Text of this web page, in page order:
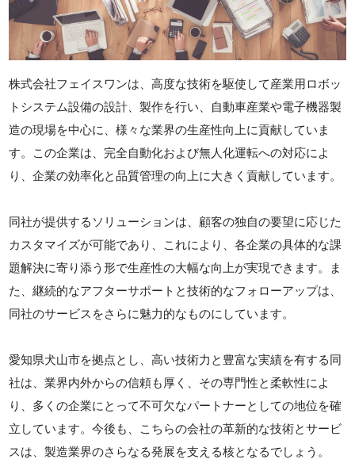
株式会社フェイスワンは、高度な技術を駆使して産業用ロボッ
トシステム設備の設計、製作を行い、自動車産業や電子機器製
造の現場を中心に、様々な業界の生産性向上に貢献していま
す。この企業は、完全自動化および無人化運転への対応によ
り、企業の効率化と品質管理の向上に大きく貢献しています。
同社が提供するソリューションは、顧客の独自の要望に応じた
カスタマイズが可能であり、これにより、各企業の具体的な課
題解決に寄り添う形で生産性の大幅な向上が実現できます。ま
た、継続的なアフターサポートと技術的なフォローアップは、
同社のサービスをさらに魅力的なものにしています。
愛知県犬山市を拠点とし、高い技術力と豊富な実績を有する同
社は、業界内外からの信頼も厚く、その専門性と柔軟性によ
り、多くの企業にとって不可欠なパートナーとしての地位を確
立しています。今後も、こちらの会社の革新的な技術とサービ
スは、製造業界のさらなる発展を支える核となるでしょう。